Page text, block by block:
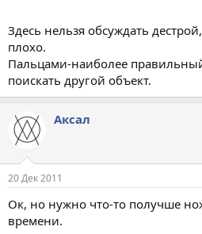
Здесь нельзя обсуждать
плохо.
Пальцами-наиболее
поискать другой объект.
Аксал
20 Дек 2011
Ок, но нужно что-то получше
времени.